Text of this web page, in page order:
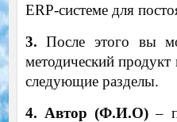
ERP-системе для
3. После этого вы
методический
следующие разделы.
4. Автор (Ф.И.О) –